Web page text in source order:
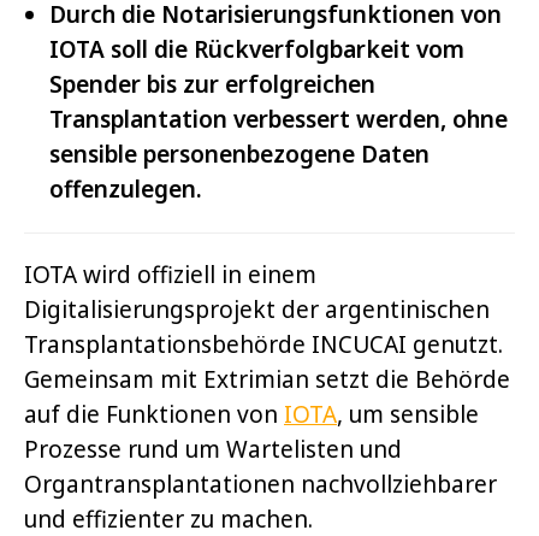
Durch die Notarisierungsfunktionen von
IOTA soll die Rückverfolgbarkeit vom
Spender bis zur erfolgreichen
Transplantation verbessert werden, ohne
sensible personenbezogene Daten
offenzulegen.
IOTA wird offiziell in einem
Digitalisierungsprojekt der argentinischen
Transplantationsbehörde INCUCAI genutzt.
Gemeinsam mit Extrimian setzt die Behörde
auf die Funktionen von IOTA, um sensible
Prozesse rund um Wartelisten und
Organtransplantationen nachvollziehbarer
und effizienter zu machen.